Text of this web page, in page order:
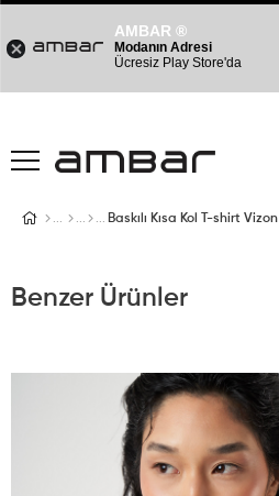
Baskılı Kısa Kol T-shirt Vizon
Benzer Ürünler
AMBAR ®
Modanın Adresi
Ücresiz Play Store'da